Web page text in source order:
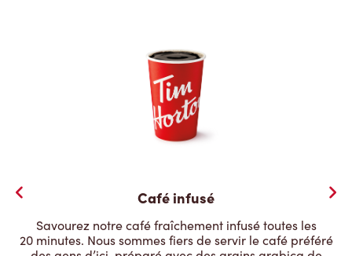
Café infusé
Savourez notre café fraîchement infusé toutes les
20 minutes. Nous sommes fiers de servir le café préféré